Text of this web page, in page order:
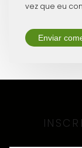
vez que eu